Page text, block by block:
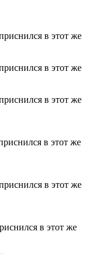
в этот же
в этот же
в этот же
в этот же
в этот же
в этот же